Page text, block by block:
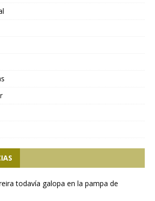
todavía galopa en la pampa de